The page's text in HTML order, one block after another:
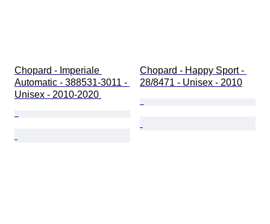
Chopard - Imperiale
Automatic - 388531-3011 -
Unisex - 2010-2020
Chopard - Happy Sport -
28/8471 - Unisex - 2010